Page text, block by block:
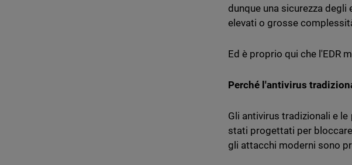
dunque una sicurezza
elevati o grosse
Ed è proprio qui che l'EDR
Perché l'antivirus
Gli antivirus tradizionali e
stati progettati per
gli attacchi moderni sono